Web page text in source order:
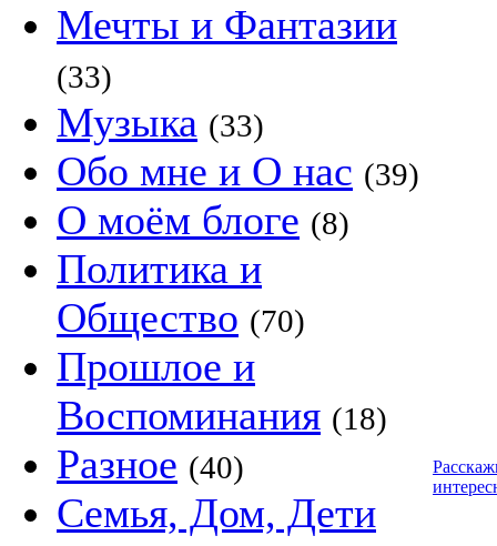
Мечты и Фантазии
(33)
Музыка (33)
Обо мне и О нас (39)
О моём блоге (8)
Политика и
Общество (70)
Прошлое и
Воспоминания (18)
Разное (40)
Семья, Дом, Дети